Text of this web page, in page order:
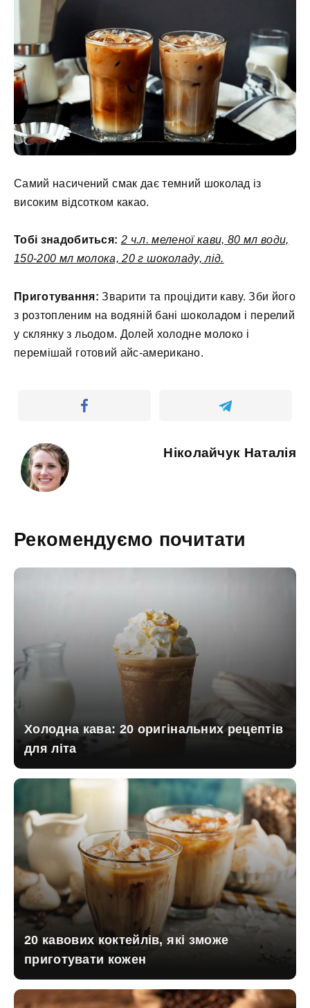
Самий насичений смак дає темний шоколад із
високим відсотком какао.
Тобі знадобиться: 2 ч.л. меленої кави, 80 мл води,
150-200 мл молока, 20 г шоколаду, лід.
Приготування: Зварити та процідити каву. Зби його
з розтопленим на водяній бані шоколадом і перелий
у склянку з льодом. Долей холодне молоко і
перемішай готовий айс-американо.
Ніколайчук Наталія
Рекомендуємо почитати
Холодна кава: 20 оригінальних рецептів
для літа
20 кавових коктейлів, які зможе
приготувати кожен